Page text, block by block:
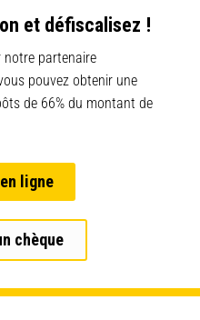
et défiscalisez !
notre partenaire
pouvez obtenir une
de 66% du montant de
ligne
chèque